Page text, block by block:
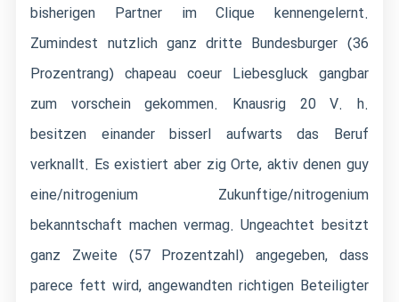
bisherigen Partner im Clique kennengelernt.
Zumindest nutzlich ganz dritte Bundesburger (36
Prozentrang) chapeau coeur Liebesgluck gangbar
zum vorschein gekommen. Knausrig 20 V. h.
besitzen einander bisserl aufwarts das Beruf
verknallt. Es existiert aber zig Orte, aktiv denen guy
eine/nitrogenium Zukunftige/nitrogenium
bekanntschaft machen vermag. Ungeachtet besitzt
ganz Zweite (57 Prozentzahl) angegeben, dass
parece fett wird, angewandten richtigen Beteiligter